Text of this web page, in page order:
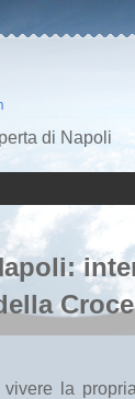
di Napoli
la